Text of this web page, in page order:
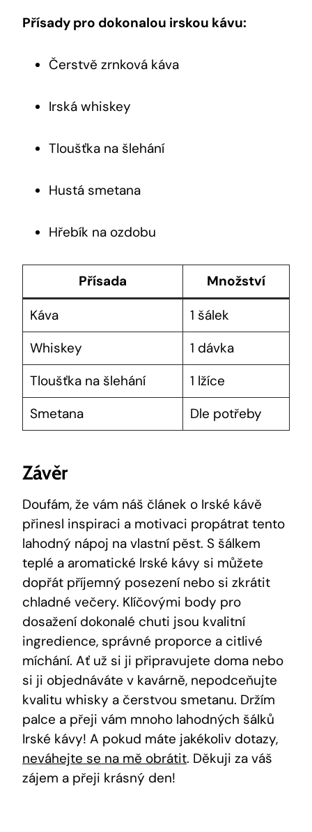
Přísady pro dokonalou irskou kávu:
Čerstvě zrnková káva
Irská whiskey
Tloušťka na šlehání
Hustá smetana
Hřebík na ozdobu
Přísada
Množství
Káva
1 šálek
Whiskey
1 dávka
Tloušťka na šlehání
1 lžíce
Smetana
Dle potřeby
Závěr
Doufám, že vám náš článek o Irské kávě
přinesl inspiraci a motivaci propátrat tento
lahodný nápoj na vlastní pěst. S šálkem
teplé a aromatické Irské kávy si můžete
dopřát příjemný posezení nebo si zkrátit
chladné večery. Klíčovými body pro
dosažení dokonalé chuti jsou kvalitní
ingredience, správné proporce a citlivé
míchání. Ať už si ji připravujete doma nebo
si ji objednáváte v kavárně, nepodceňujte
kvalitu whisky a čerstvou smetanu. Držím
palce a přeji vám mnoho lahodných šálků
Irské kávy! A pokud máte jakékoliv dotazy,
neváhejte se na mě obrátit. Děkuji za váš
zájem a přeji krásný den!